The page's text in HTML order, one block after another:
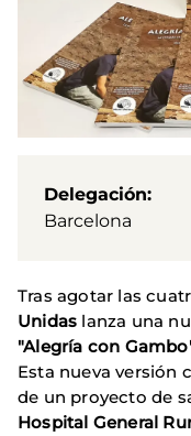
Delegación
Barcelona
Tras agotar las
Unidas lanza una
"Alegría con
Esta nueva versión
de un proyecto de
Hospital General